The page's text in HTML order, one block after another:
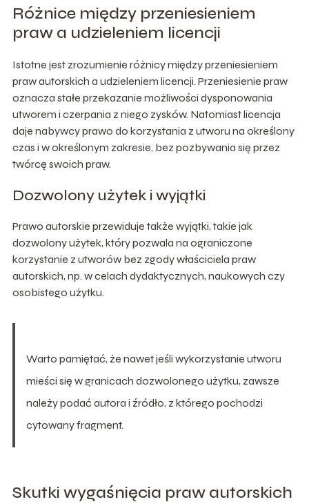
Różnice między przeniesieniem
praw a udzieleniem licencji
Istotne jest zrozumienie różnicy między przeniesieniem
praw autorskich a udzieleniem licencji. Przeniesienie praw
oznacza stałe przekazanie możliwości dysponowania
utworem i czerpania z niego zysków. Natomiast licencja
daje nabywcy prawo do korzystania z utworu na określony
czas i w określonym zakresie, bez pozbywania się przez
twórcę swoich praw.
Dozwolony użytek i wyjątki
Prawo autorskie przewiduje także wyjątki, takie jak
dozwolony użytek, który pozwala na ograniczone
korzystanie z utworów bez zgody właściciela praw
autorskich, np. w celach dydaktycznych, naukowych czy
osobistego użytku.
Warto pamiętać, że nawet jeśli wykorzystanie utworu
mieści się w granicach dozwolonego użytku, zawsze
należy podać autora i źródło, z którego pochodzi
cytowany fragment.
Skutki wygaśnięcia praw autorskich